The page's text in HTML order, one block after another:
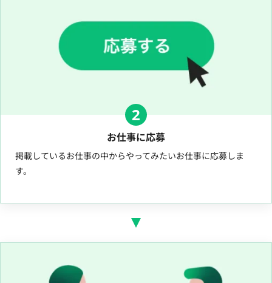
2
お仕事に応募
掲載しているお仕事の中からやってみたいお仕事に応募しま
す。